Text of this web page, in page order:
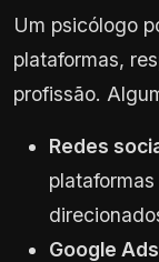
Um psicólogo
plataformas,
profissão.
Redes
Google Ads